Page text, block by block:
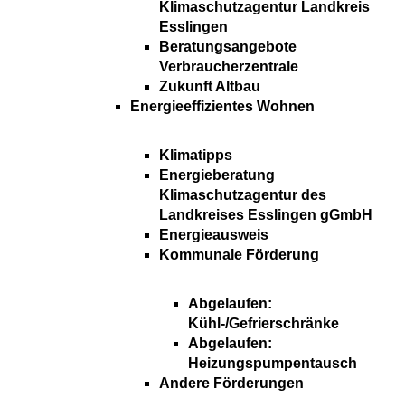
Klimaschutzagentur Landkreis
Esslingen
Beratungsangebote
Verbraucherzentrale
Zukunft Altbau
Energieeffizientes Wohnen
Klimatipps
Energieberatung
Klimaschutzagentur des
Landkreises Esslingen gGmbH
Energieausweis
Kommunale Förderung
Abgelaufen:
Kühl-/Gefrierschränke
Abgelaufen:
Heizungspumpentausch
Andere Förderungen